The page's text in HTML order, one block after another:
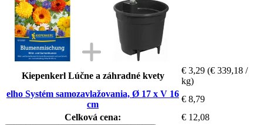
Kiepenkerl Lúčne a záhradné kvety
€ 3,29 (€ 339,18 /
kg)
elho Systém samozavlažovania, Ø 17 x V 16
cm
€ 8,79
Celková cena:
€ 12,08